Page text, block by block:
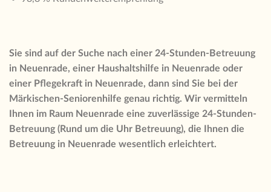
Sie sind auf der Suche nach einer 24-Stunden-Betreuung
in Neuenrade, einer Haushaltshilfe in Neuenrade oder
einer Pflegekraft in Neuenrade, dann sind Sie bei der
Märkischen-Seniorenhilfe genau richtig. Wir vermitteln
Ihnen im Raum Neuenrade eine zuverlässige 24-Stunden-
Betreuung (Rund um die Uhr Betreuung), die Ihnen die
Betreuung in Neuenrade wesentlich erleichtert.